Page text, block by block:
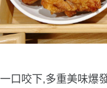
一口咬下,多重美味爆